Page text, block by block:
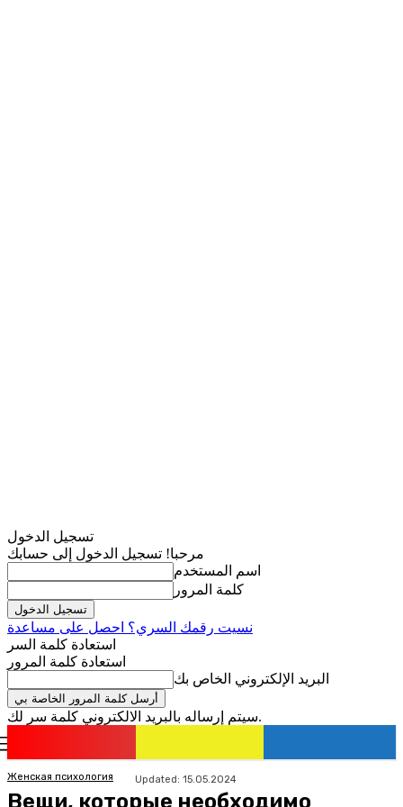
تسجيل الدخول
مرحبا! تسجيل الدخول إلى حسابك
اسم المستخدم
كلمة المرور
نسيت رقمك السري؟ احصل على مساعدة
استعادة كلمة السر
استعادة كلمة المرور
البريد الإلكتروني الخاص بك
سيتم إرساله بالبريد الالكتروني كلمة سر لك.
Женская психология Updated: 15.05.2024
Вещи, которые необходимо